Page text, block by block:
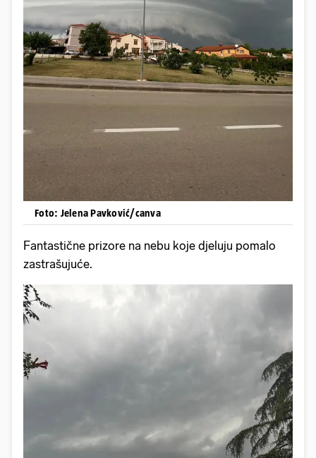
Foto: Jelena Pavković/canva
Fantastične prizore na nebu koje djeluju pomalo
zastrašujuće.